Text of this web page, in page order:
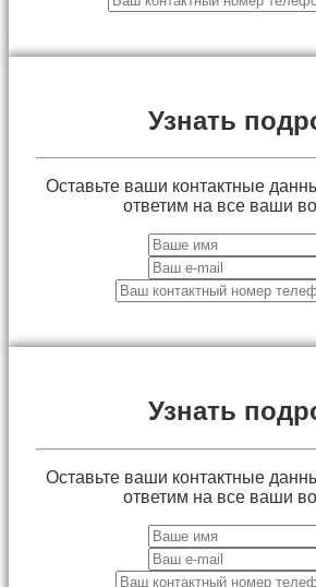
Узнать
Оставьте ваши контактные
ответим на все ваши
Узнать
Оставьте ваши контактные
ответим на все ваши